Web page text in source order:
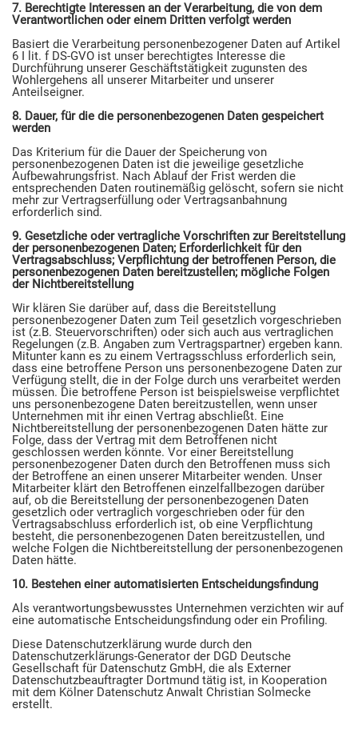
7. Berechtigte Interessen an der Verarbeitung, die von dem
Verantwortlichen oder einem Dritten verfolgt werden
Basiert die Verarbeitung personenbezogener Daten auf Artikel
6 I lit. f DS-GVO ist unser berechtigtes Interesse die
Durchführung unserer Geschäftstätigkeit zugunsten des
Wohlergehens all unserer Mitarbeiter und unserer
Anteilseigner.
8. Dauer, für die die personenbezogenen Daten gespeichert
werden
Das Kriterium für die Dauer der Speicherung von
personenbezogenen Daten ist die jeweilige gesetzliche
Aufbewahrungsfrist. Nach Ablauf der Frist werden die
entsprechenden Daten routinemäßig gelöscht, sofern sie nicht
mehr zur Vertragserfüllung oder Vertragsanbahnung
erforderlich sind.
9. Gesetzliche oder vertragliche Vorschriften zur Bereitstellung
der personenbezogenen Daten; Erforderlichkeit für den
Vertragsabschluss; Verpflichtung der betroffenen Person, die
personenbezogenen Daten bereitzustellen; mögliche Folgen
der Nichtbereitstellung
Wir klären Sie darüber auf, dass die Bereitstellung
personenbezogener Daten zum Teil gesetzlich vorgeschrieben
ist (z.B. Steuervorschriften) oder sich auch aus vertraglichen
Regelungen (z.B. Angaben zum Vertragspartner) ergeben kann.
Mitunter kann es zu einem Vertragsschluss erforderlich sein,
dass eine betroffene Person uns personenbezogene Daten zur
Verfügung stellt, die in der Folge durch uns verarbeitet werden
müssen. Die betroffene Person ist beispielsweise verpflichtet
uns personenbezogene Daten bereitzustellen, wenn unser
Unternehmen mit ihr einen Vertrag abschließt. Eine
Nichtbereitstellung der personenbezogenen Daten hätte zur
Folge, dass der Vertrag mit dem Betroffenen nicht
geschlossen werden könnte. Vor einer Bereitstellung
personenbezogener Daten durch den Betroffenen muss sich
der Betroffene an einen unserer Mitarbeiter wenden. Unser
Mitarbeiter klärt den Betroffenen einzelfallbezogen darüber
auf, ob die Bereitstellung der personenbezogenen Daten
gesetzlich oder vertraglich vorgeschrieben oder für den
Vertragsabschluss erforderlich ist, ob eine Verpflichtung
besteht, die personenbezogenen Daten bereitzustellen, und
welche Folgen die Nichtbereitstellung der personenbezogenen
Daten hätte.
10. Bestehen einer automatisierten Entscheidungsfindung
Als verantwortungsbewusstes Unternehmen verzichten wir auf
eine automatische Entscheidungsfindung oder ein Profiling.
Diese Datenschutzerklärung wurde durch den
Datenschutzerklärungs-Generator der DGD Deutsche
Gesellschaft für Datenschutz GmbH, die als Externer
Datenschutzbeauftragter Dortmund tätig ist, in Kooperation
mit dem Kölner Datenschutz Anwalt Christian Solmecke
erstellt.